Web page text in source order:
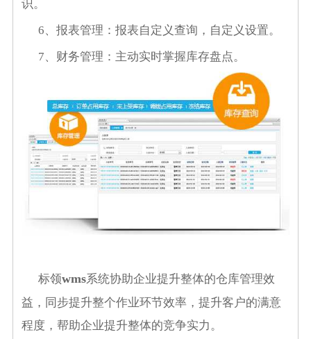
识。
6 、报表管理：报表自定义查询，自定义设置。
7 、财务管理：主动实时掌握库存盘点。
标领wms系统协助企业提升整体的仓库管理效
益，同步提升整个作业环节效率，提升客户的满意
程度，帮助企业提升整体的竞争实力。